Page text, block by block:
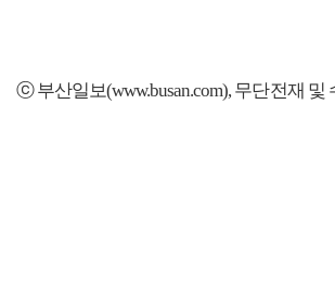
ⓒ 부산일보(www.busan.com), 무단전재 및